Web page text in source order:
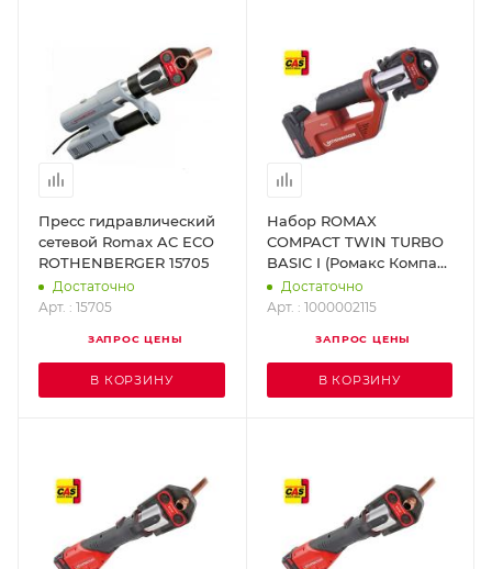
Пресс гидравлический
сетевой Romax AC ECO
ROTHENBERGER 15705
Достаточно
Арт. : 15705
ЗАПРОС ЦЕНЫ
В КОРЗИНУ
Набор ROMAX
COMPACT TWIN TURBO
BASIC I (Ромакс Компакт
Твин Турбо)
ROTHENBERGER
Достаточно
Арт. : 1000002115
ЗАПРОС ЦЕНЫ
В КОРЗИНУ